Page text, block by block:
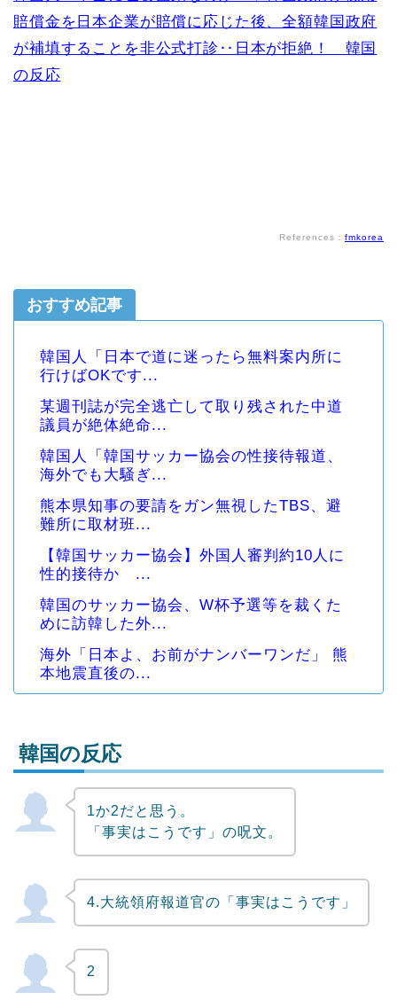
賠償金を日本企業が賠償に応じた後、全額韓国政府
が補填することを非公式打診‥日本が拒絶！ 韓国
の反応
References： fmkorea
おすすめ記事
韓国人「日本で道に迷ったら無料案内所に
行けばOKです...
某週刊誌が完全逃亡して取り残された中道
議員が絶体絶命...
韓国人「韓国サッカー協会の性接待報道、
海外でも大騒ぎ...
熊本県知事の要請をガン無視したTBS、避
難所に取材班...
【韓国サッカー協会】外国人審判約10人に
性的接待か ...
韓国のサッカー協会、W杯予選等を裁くた
めに訪韓した外...
海外「日本よ、お前がナンバーワンだ」 熊
本地震直後の...
Powered by livedoor 相互RSS
韓国の反応
1か2だと思う。
「事実はこうです」の呪文。
4.大統領府報道官の「事実はこうです」
2